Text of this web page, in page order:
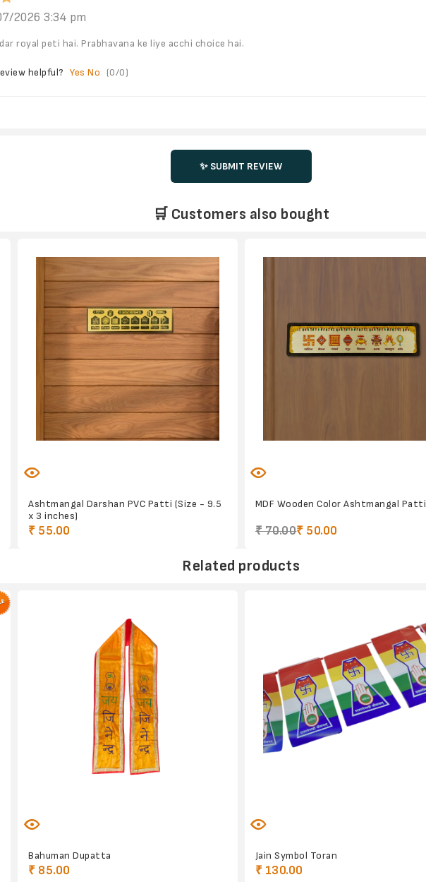
2026 3:34 pm
royal peti hai. Prabhavana ke liye acchi choice hai.
helpful? Yes No (0/0)
✨ SUBMIT REVIEW
🛒 Customers also bought
Ashtmangal Darshan PVC Patti (Size - 9.5
x 3 inches)
₹ 55.00
MDF Wooden Color Ashtmangal Patti
₹ 70.00₹ 50.00
Related products
Bahuman Dupatta
₹ 85.00
Jain Symbol Toran
₹ 130.00